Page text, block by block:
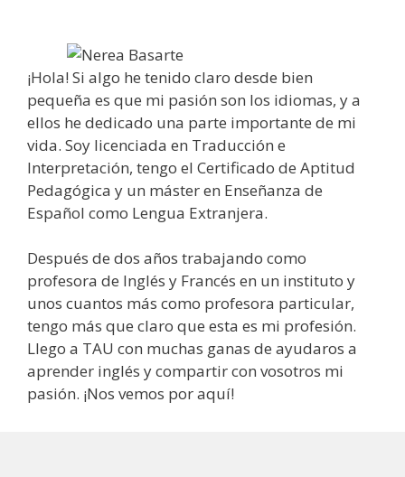
¡Hola! Si algo he tenido claro desde bien
pequeña es que mi pasión son los idiomas, y a
ellos he dedicado una parte importante de mi
vida. Soy licenciada en Traducción e
Interpretación, tengo el Certificado de Aptitud
Pedagógica y un máster en Enseñanza de
Español como Lengua Extranjera.
Después de dos años trabajando como
profesora de Inglés y Francés en un instituto y
unos cuantos más como profesora particular,
tengo más que claro que esta es mi profesión.
Llego a TAU con muchas ganas de ayudaros a
aprender inglés y compartir con vosotros mi
pasión. ¡Nos vemos por aquí!